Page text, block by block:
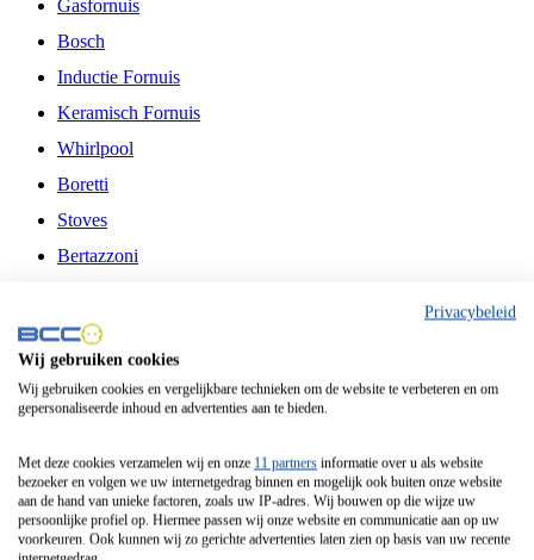
Gasfornuis
Bosch
Inductie Fornuis
Keramisch Fornuis
Whirlpool
Boretti
Stoves
Bertazzoni
Fitelli
Airfryer
Frituurpan
Contactgrill
Broodbakmachine
Broodrooster
Privacybeleid
Wij gebruiken cookies
Wij gebruiken cookies en vergelijkbare technieken om de website te verbeteren en om
gepersonaliseerde inhoud en advertenties aan te bieden.
Met deze cookies verzamelen wij en onze 11 partners informatie over u als website
bezoeker en volgen we uw internetgedrag binnen en mogelijk ook buiten onze website
aan de hand van unieke factoren, zoals uw IP-adres. Wij bouwen op die wijze uw
persoonlijke profiel op. Hiermee passen wij onze website en communicatie aan op uw
voorkeuren. Ook kunnen wij zo gerichte advertenties laten zien op basis van uw recente